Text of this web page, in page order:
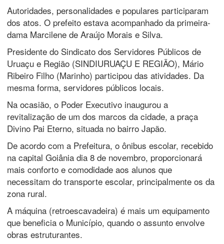
Autoridades, personalidades e populares participaram
dos atos. O prefeito estava acompanhado da primeira-
dama Marcilene de Araújo Morais e Silva.
Presidente do Sindicato dos Servidores Públicos de
Uruaçu e Região (SINDIURUAÇU E REGIÃO), Mário
Ribeiro Filho (Marinho) participou das atividades. Da
mesma forma, servidores públicos locais.
Na ocasião, o Poder Executivo inaugurou a
revitalização de um dos marcos da cidade, a praça
Divino Pai Eterno, situada no bairro Japão.
De acordo com a Prefeitura, o ônibus escolar, recebido
na capital Goiânia dia 8 de novembro, proporcionará
mais conforto e comodidade aos alunos que
necessitam do transporte escolar, principalmente os da
zona rural.
A máquina (retroescavadeira) é mais um equipamento
que beneficia o Município, quando o assunto envolve
obras estruturantes.